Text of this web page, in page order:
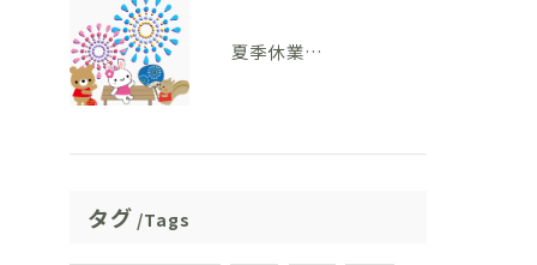
夏季休業のお知らせ
タグ Tags